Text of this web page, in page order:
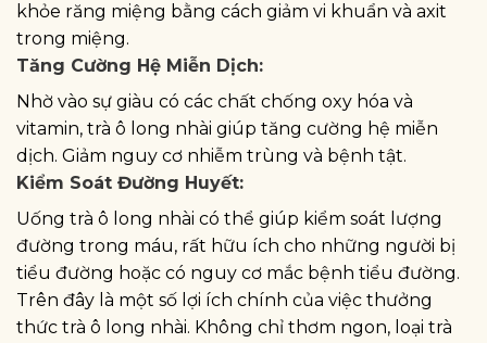
khỏe răng miệng bằng cách giảm vi khuẩn và axit
trong miệng.
Tăng Cường Hệ Miễn Dịch:
Nhờ vào sự giàu có các chất chống oxy hóa và
vitamin, trà ô long nhài giúp tăng cường hệ miễn
dịch. Giảm nguy cơ nhiễm trùng và bệnh tật.
Kiểm Soát Đường Huyết:
Uống trà ô long nhài có thể giúp kiểm soát lượng
đường trong máu, rất hữu ích cho những người bị
tiểu đường hoặc có nguy cơ mắc bệnh tiểu đường.
Trên đây là một số lợi ích chính của việc thưởng
thức trà ô long nhài. Không chỉ thơm ngon, loại trà